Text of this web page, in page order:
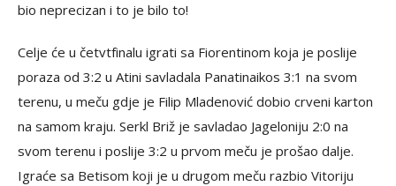
bio neprecizan i to je bilo to!
Celje će u četvtfinalu igrati sa Fiorentinom koja je poslije
poraza od 3:2 u Atini savladala Panatinaikos 3:1 na svom
terenu, u meču gdje je Filip Mladenović dobio crveni karton
na samom kraju. Serkl Briž je savladao Jageloniju 2:0 na
svom terenu i poslije 3:2 u prvom meču je prošao dalje.
Igraće sa Betisom koji je u drugom meču razbio Vitoriju